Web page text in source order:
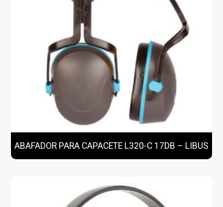
ABAFADOR PARA CAPACETE L320-C 17DB – LIBUS